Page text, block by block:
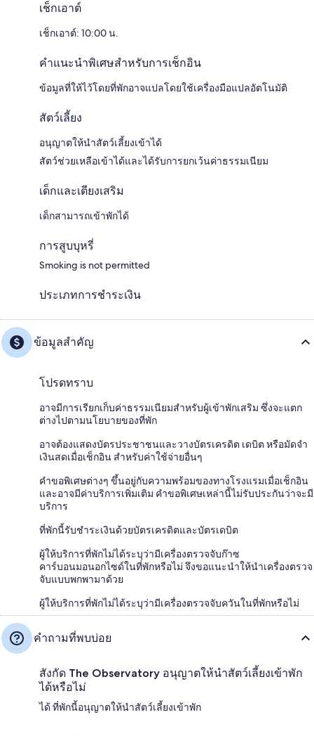
เช็กเอาต์
เช็กเอาต์: 10:00 น.
คำแนะนำพิเศษสำหรับการเช็กอิน
ข้อมูลที่ให้ไว้โดยที่พักอาจแปลโดยใช้เครื่องมือแปลอัตโนมัติ
สัตว์เลี้ยง
อนุญาตให้นำสัตว์เลี้ยงเข้าได้
สัตว์ช่วยเหลือเข้าได้และได้รับการยกเว้นค่าธรรมเนียม
เด็กและเตียงเสริม
เด็กสามารถเข้าพักได้
การสูบบุหรี่
Smoking is not permitted
ประเภทการชำระเงิน
ข้อมูลสำคัญ
โปรดทราบ
อาจมีการเรียกเก็บค่าธรรมเนียมสำหรับผู้เข้าพักเสริม ซึ่งจะแตก
ต่างไปตามนโยบายของที่พัก
อาจต้องแสดงบัตรประชาชนและวางบัตรเครดิต เดบิต หรือมัดจำ
เงินสดเมื่อเช็กอิน สำหรับค่าใช้จ่ายอื่นๆ
คำขอพิเศษต่างๆ ขึ้นอยู่กับความพร้อมของทางโรงแรมเมื่อเช็กอิน
และอาจมีค่าบริการเพิ่มเติม คำขอพิเศษเหล่านี้ไม่รับประกันว่าจะมี
บริการ
ที่พักนี้รับชำระเงินด้วยบัตรเครดิตและบัตรเดบิต
ผู้ให้บริการที่พักไม่ได้ระบุว่ามีเครื่องตรวจจับก๊าซ
คาร์บอนมอนอกไซด์ในที่พักหรือไม่ จึงขอแนะนำให้นำเครื่องตรวจ
จับแบบพกพามาด้วย
ผู้ให้บริการที่พักไม่ได้ระบุว่ามีเครื่องตรวจจับควันในที่พักหรือไม่
คำถามที่พบบ่อย
สังกัด The Observatory อนุญาตให้นำสัตว์เลี้ยงเข้าพัก
ได้หรือไม่
ได้ ที่พักนี้อนุญาตให้นำสัตว์เลี้ยงเข้าพัก